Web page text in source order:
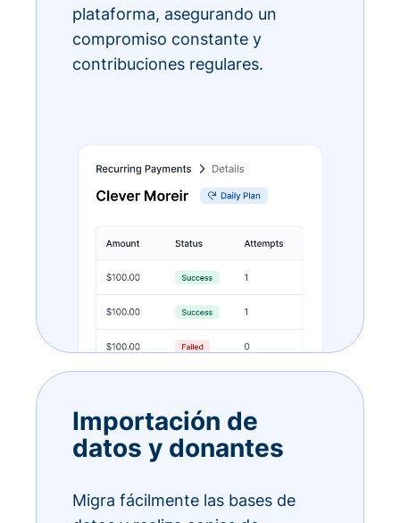
plataforma, asegurando un
compromiso constante y
contribuciones regulares.
Importación de
datos y donantes
Migra fácilmente las bases de